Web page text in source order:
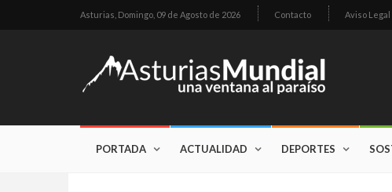
Asturias, Domingo, 09 de Agosto de 2026 Contacto Aviso Legal
PORTADA ACTUALIDAD DEPORTES